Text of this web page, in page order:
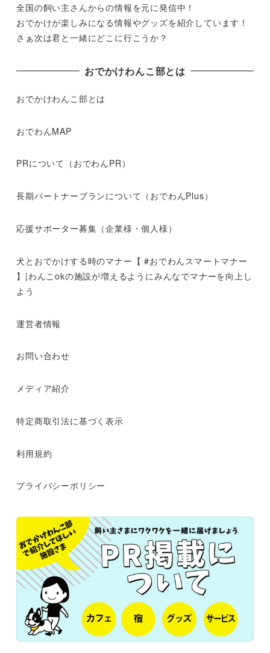
全国の飼い主さんからの情報を元に発信中！
おでかけが楽しみになる情報やグッズを紹介しています！
さぁ次は君と一緒にどこに行こうか？
おでかけわんこ部とは
おでかけわんこ部とは
おでわんMAP
PRについて（おでわんPR）
長期パートナープランについて（おでわんPlus）
応援サポーター募集（企業様・個人様）
犬とおでかけする時のマナー【 #おでわんスマートマナー
】|わんこokの施設が増えるようにみんなでマナーを向上し
よう
運営者情報
お問い合わせ
メディア紹介
特定商取引法に基づく表示
利用規約
プライバシーポリシー